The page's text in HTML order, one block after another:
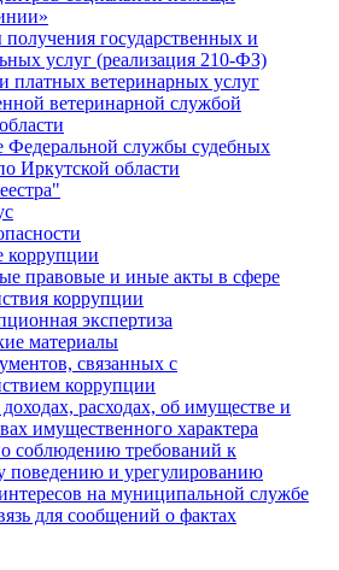
государственных и
услуг (реализация 210-ФЗ)
платных ветеринарных услуг
ветеринарной службой
Федеральной службы судебных
Иркутской области
коррупции
правовые и иные акты в сфере
коррупции
экспертиза
материалы
связанных с
коррупции
расходах, об имуществе и
имущественного характера
соблюдению требований к
поведению и урегулированию
на муниципальной службе
для сообщений о фактах